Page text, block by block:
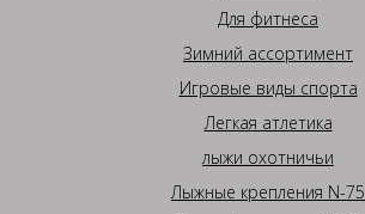
Для фитнеса
Зимний ассортимент
Игровые виды спорта
Легкая атлетика
лыжи охотничьи
Лыжные крепления N-75